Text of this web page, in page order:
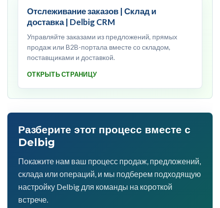
Отслеживание заказов | Склад и
доставка | Delbig CRM
Управляйте заказами из предложений, прямых
продаж или B2B-портала вместе со складом,
поставщиками и доставкой.
ОТКРЫТЬ СТРАНИЦУ
Разберите этот процесс вместе с
Delbig
Покажите нам ваш процесс продаж, предложений,
склада или операций, и мы подберем подходящую
настройку Delbig для команды на короткой
встрече.